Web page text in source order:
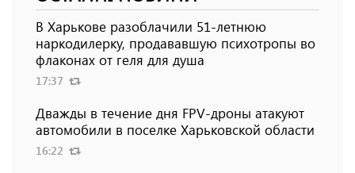
В Харькове разоблачили 51-летнюю
наркодилерку, продававшую психотропы во
флаконах от геля для душа
17:37
Дважды в течение дня FPV-дроны атакуют
автомобили в поселке Харьковской области
16:22